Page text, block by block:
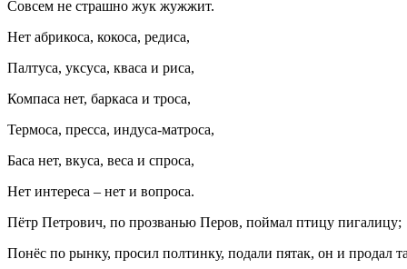
Совсем не страшно жук жужжит.
Нет абрикоса, кокоса, редиса,
Палтуса, уксуса, кваса и риса,
Компаса нет, баркаса и троса,
Термоса, пресса, индуса-матроса,
Баса нет, вкуса, веса и спроса,
Нет интереса – нет и вопроса.
Пётр Петрович, по прозванью Перов, поймал птицу пигалицу;
Понёс по рынку, просил полтинку, подали пятак, он и продал